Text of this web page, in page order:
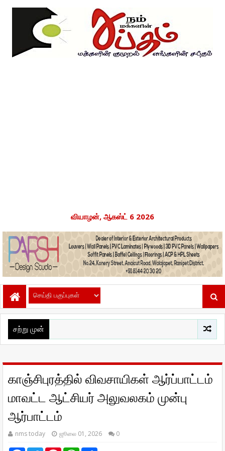
வியாழன், ஆகஸ்ட் 6 2026
சற்று முன்
காஞ்சிபுரத்தில் விவசாயிகள் ஆர்ப்பாட்டம்
மாவட்ட ஆட்சியர் அலுவலகம் முன்பு
ஆர்பாட்டம்
nms today ஜூலை 01, 2026 0